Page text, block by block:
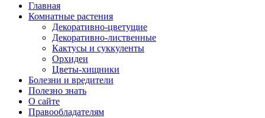
Главная
Комнатные растения
Декоративно-цветущие
Декоративно-лиственные
Кактусы и суккуленты
Орхидеи
Цветы-хищники
Болезни и вредители
Полезно знать
О сайте
Правообладателям